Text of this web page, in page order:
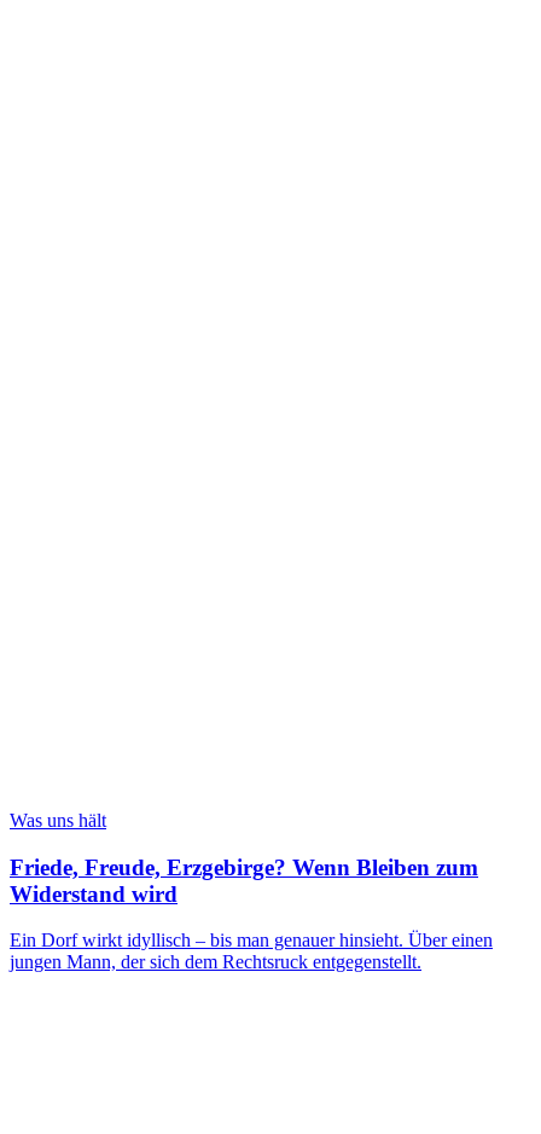
Was uns hält
Friede, Freude, Erzgebirge? Wenn Bleiben zum
Widerstand wird
Ein Dorf wirkt idyllisch – bis man genauer hinsieht. Über einen
jungen Mann, der sich dem Rechtsruck entgegenstellt.